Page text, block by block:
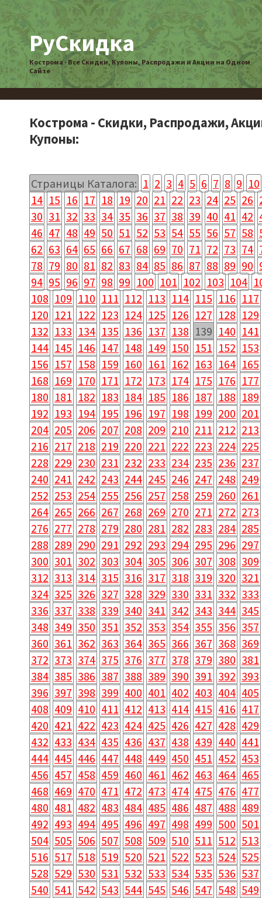
РуСкидка
Кострома - Все Скидки, Купоны, Распродажи и Акции на Одном
Сайте
Кострома - Скидки, Распродажи,
Купоны:
Страницы Каталога: 1 2 3 4 5 6 7 8 9 10
14 15 16 17 18 19 20 21 22 23 24 25 26
30 31 32 33 34 35 36 37 38 39 40 41 42
46 47 48 49 50 51 52 53 54 55 56 57 58
62 63 64 65 66 67 68 69 70 71 72 73 74
78 79 80 81 82 83 84 85 86 87 88 89 90
94 95 96 97 98 99 100 101 102 103 104
108 109 110 111 112 113 114 115 116 117
120 121 122 123 124 125 126 127 128 129
132 133 134 135 136 137 138 139 140 141
144 145 146 147 148 149 150 151 152 153
156 157 158 159 160 161 162 163 164 165
168 169 170 171 172 173 174 175 176 177
180 181 182 183 184 185 186 187 188 189
192 193 194 195 196 197 198 199 200 201
204 205 206 207 208 209 210 211 212 213
216 217 218 219 220 221 222 223 224 225
228 229 230 231 232 233 234 235 236 237
240 241 242 243 244 245 246 247 248 249
252 253 254 255 256 257 258 259 260 261
264 265 266 267 268 269 270 271 272 273
276 277 278 279 280 281 282 283 284 285
288 289 290 291 292 293 294 295 296 297
300 301 302 303 304 305 306 307 308 309
312 313 314 315 316 317 318 319 320 321
324 325 326 327 328 329 330 331 332 333
336 337 338 339 340 341 342 343 344 345
348 349 350 351 352 353 354 355 356 357
360 361 362 363 364 365 366 367 368 369
372 373 374 375 376 377 378 379 380 381
384 385 386 387 388 389 390 391 392 393
396 397 398 399 400 401 402 403 404 405
408 409 410 411 412 413 414 415 416 417
420 421 422 423 424 425 426 427 428 429
432 433 434 435 436 437 438 439 440 441
444 445 446 447 448 449 450 451 452 453
456 457 458 459 460 461 462 463 464 465
468 469 470 471 472 473 474 475 476 477
480 481 482 483 484 485 486 487 488 489
492 493 494 495 496 497 498 499 500 501
504 505 506 507 508 509 510 511 512 513
516 517 518 519 520 521 522 523 524 525
528 529 530 531 532 533 534 535 536 537
540 541 542 543 544 545 546 547 548 549